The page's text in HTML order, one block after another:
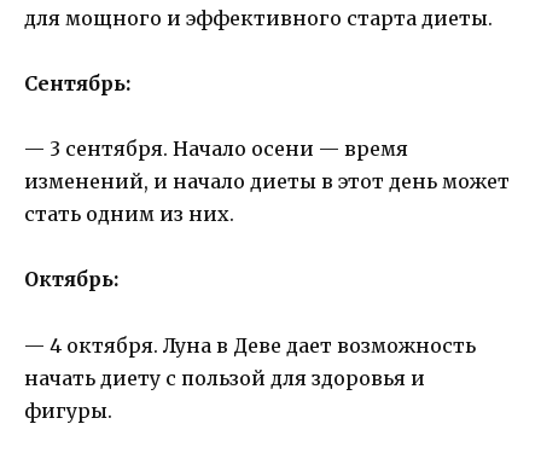
для мощного и эффективного старта диеты.
Сентябрь:
— 3 сентября. Начало осени — время
изменений, и начало диеты в этот день может
стать одним из них.
Октябрь:
— 4 октября. Луна в Деве дает возможность
начать диету с пользой для здоровья и
фигуры.